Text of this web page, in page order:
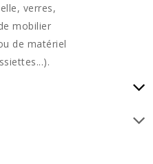
verres,
mobilier
de matériel